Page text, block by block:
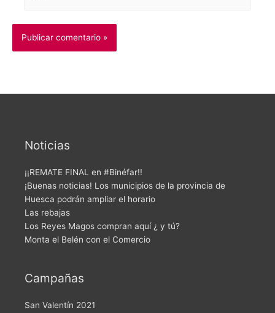
Noticias
¡¡REMATE FINAL en #Binéfar!!
¡Buenas noticias! Los municipios de la provincia de
Huesca podrán ampliar el horario
Las rebajas
Los Reyes Magos compran aquí ¿ y tú?
Monta el Belén con el Comercio
Campañas
San Valentín 2021